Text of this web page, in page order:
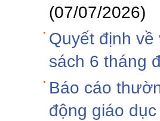
(07/07/2026)
Quyết định
sách 6 tháng
Báo cáo
động giáo